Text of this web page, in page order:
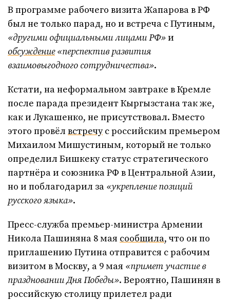
В программе рабочего визита Жапарова в РФ
был не только парад, но и встреча с Путиным,
«другими официальными лицами РФ»и
обсуждение«перспектив развития
взаимовыгодного сотрудничества».
Кстати, на неформальном завтраке в Кремле
после парада президент Кыргызстана так же,
как и Лукашенко, не присутствовал. Вместо
этого провёл встречус российским премьером
Михаилом Мишустиным, который не только
определил Бишкеку статус стратегического
партнёра и союзника РФ в Центральной Азии,
но и поблагодарил за «укрепление позиций
русского языка».
Пресс-служба премьер-министра Армении
Никола Пашиняна 8 мая сообщила, что он по
приглашению Путина отправится с рабочим
визитом в Москву, а 9 мая «примет участие в
праздновании Дня Победы». Вероятно, Пашинян в
российскую столицу прилетел ради